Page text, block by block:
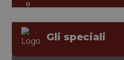
Gli speciali